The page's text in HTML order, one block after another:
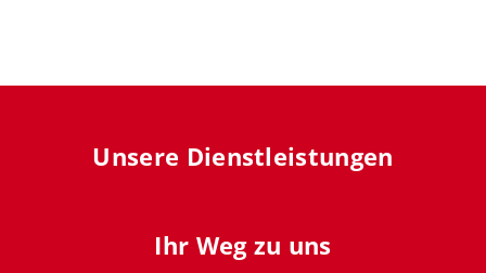
Unsere Dienstleistungen
Ihr Weg zu uns